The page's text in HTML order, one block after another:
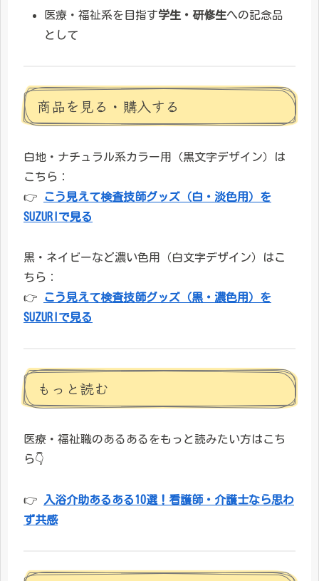
医療・福祉系を目指す学生・研修生への記念品
として
商品を見る・購入する
白地・ナチュラル系カラー用（黒文字デザイン）は
こちら：
👉
こう見えて検査技師グッズ（白・淡色用）を
SUZURIで見る
黒・ネイビーなど濃い色用（白文字デザイン）はこ
ちら：
👉
こう見えて検査技師グッズ（黒・濃色用）を
SUZURIで見る
もっと読む
医療・福祉職のあるあるをもっと読みたい方はこち
ら👇
👉
入浴介助あるある10選！看護師・介護士なら思わ
ず共感